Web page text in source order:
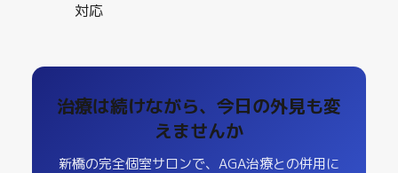
対応
治療は続けながら、今日の外見も変
えませんか
新橋の完全個室サロンで、AGA治療との併用に